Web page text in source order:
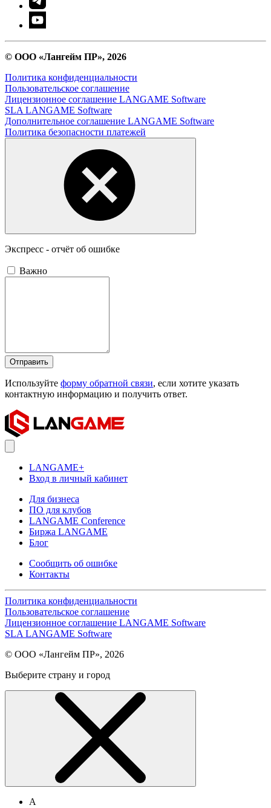
© ООО «Лангейм ПР», 2026
Политика конфиденциальности
Пользовательское соглашение
Лицензионное соглашение LANGAME Software
SLA LANGAME Software
Дополнительное соглашение LANGAME Software
Политика безопасности платежей
Экспресс - отчёт об ошибке
Важно
Отправить
Используйте форму обратной связи, если хотите указать
контактную информацию и получить ответ.
LANGAME+
Вход в личный кабинет
Для бизнеса
ПО для клубов
LANGAME Conference
Биржа LANGAME
Блог
Сообщить об ошибке
Контакты
Политика конфиденциальности
Пользовательское соглашение
Лицензионное соглашение LANGAME Software
SLA LANGAME Software
© ООО «Лангейм ПР», 2026
Выберите страну и город
А